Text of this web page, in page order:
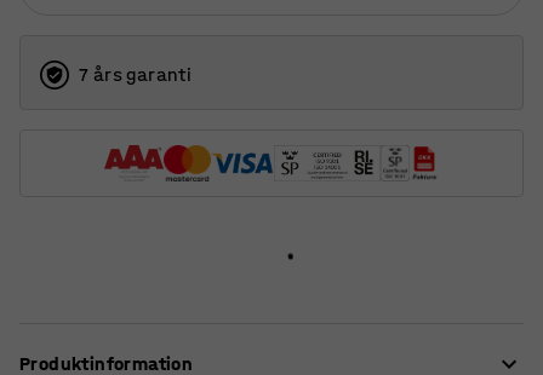
7 års garanti
Produktinformation